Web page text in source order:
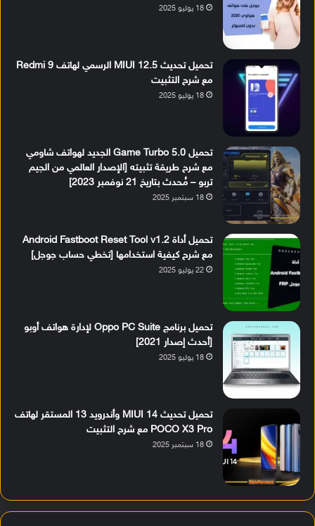
18 يوليو 2025
تحميل تحديث MIUI 12.5 الرسمي لهاتف Redmi 9
مع شرح التثبيت
18 يوليو 2025
تحميل Game Turbo 5.0 الجديد لهواتف شاومي
مع شرح طريقة تثبيته [الإصدار العالمي من الجيم
تربو – مُحدث بتاريخ 21 نوفمبر 2023]
18 سبتمبر 2025
تحميل أداة Android Fastboot Reset Tool v1.2
مع شرح كيفية استخدامها [تخطي حساب جوجل]
22 يوليو 2025
تحميل برنامج Oppo PC Suite لإدارة هواتف أوبو
[أحدث إصدار 2021]
18 يوليو 2025
تحميل تحديث MIUI 14 وأندرويد 13 المستقر لهاتف
POCO X3 Pro مع شرح التثبيت
18 سبتمبر 2025